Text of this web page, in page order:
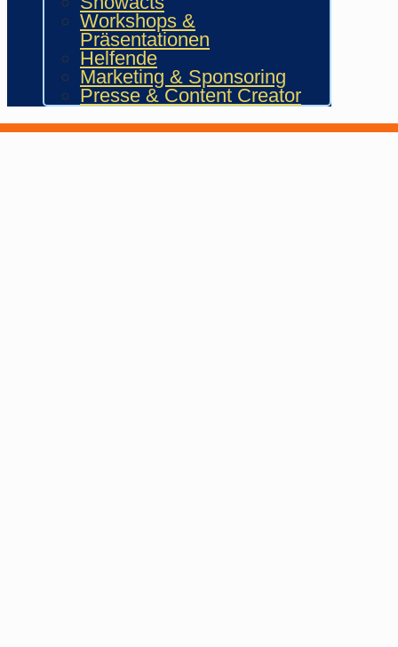
Workshops &
Präsentationen
Helfende
Marketing & Sponsoring
Presse & Content Creator